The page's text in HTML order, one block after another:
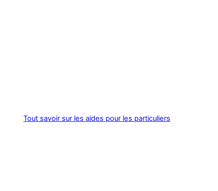
Tout savoir sur les aides pour les particuliers